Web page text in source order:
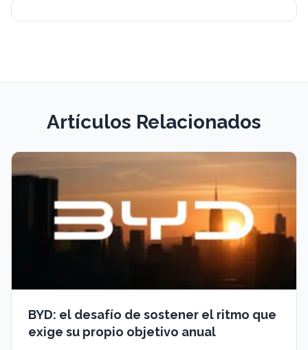
Artículos Relacionados
BYD: el desafío de sostener el ritmo que
exige su propio objetivo anual